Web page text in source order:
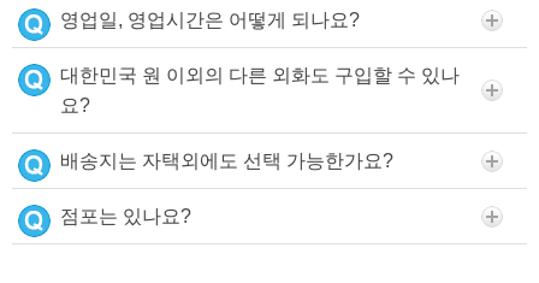
영업일, 영업시간은 어떻게 되나요?
대한민국 원 이외의 다른 외화도 구입할 수 있나
요?
배송지는 자택외에도 선택 가능한가요?
점포는 있나요?